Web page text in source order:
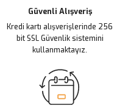
Güvenli Alışveriş
Kredi kartı alışverişlerinde 256
bit SSL Güvenlik sistemini
kullanmaktayız.